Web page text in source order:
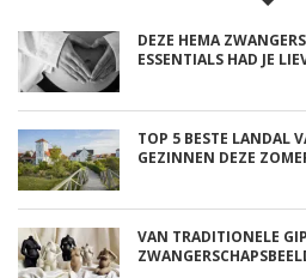
DEZE HEMA
ESSENTIALS HAD JE
TOP 5 BESTE LANDAL
GEZINNEN DEZE
VAN TRADITIONELE